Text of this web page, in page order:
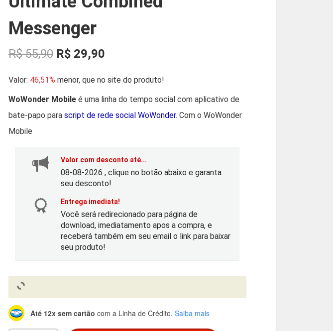
Messenger
R$55,90 O
p
r
o
o
n
R$29,90O
p
r
o
a
t
u
é
Valor: 46,51% menor, que no site do produto!
WoWonder Mobile é uma linha do tempo social com aplicativo de
bate-papo para script de rede social WoWonder. Com o WoWonder
Mobile
Valor com desconto até...
08-08-2026 , clique no botão abaixo e garanta
seu desconto!
Entrega imediata!
Você será redirecionado para página de
download, imediatamento apos a compra, e
receberá também em seu email o link para baixar
seu produto!
Até 12x sem cartão com a Linha de Crédito. Saiba mais